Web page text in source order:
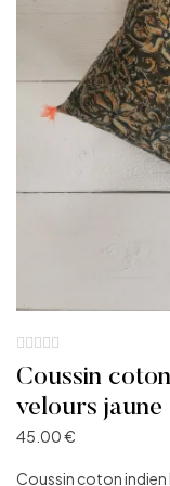
Coussin
velours jaune
45.00€
Coussin coton indien